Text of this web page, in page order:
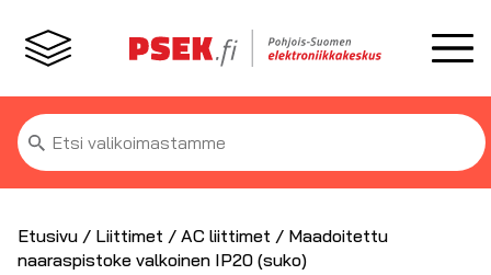
Etsi:
Etusivu / Liittimet / AC liittimet / Maadoitettu
naaraspistoke valkoinen IP20 (suko)